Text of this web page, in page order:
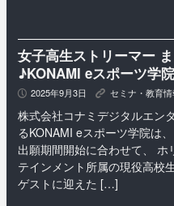
女子高生ストリーマー
♪KONAMI eスポーツ学
P 2025年9月3日 K セミナ・教育
株式会社コナミデジタルエン
るKONAMI eスポーツ学院は
出願期間開始に合わせて、
テインメント所属の現役高校
ゲストに迎えた […]